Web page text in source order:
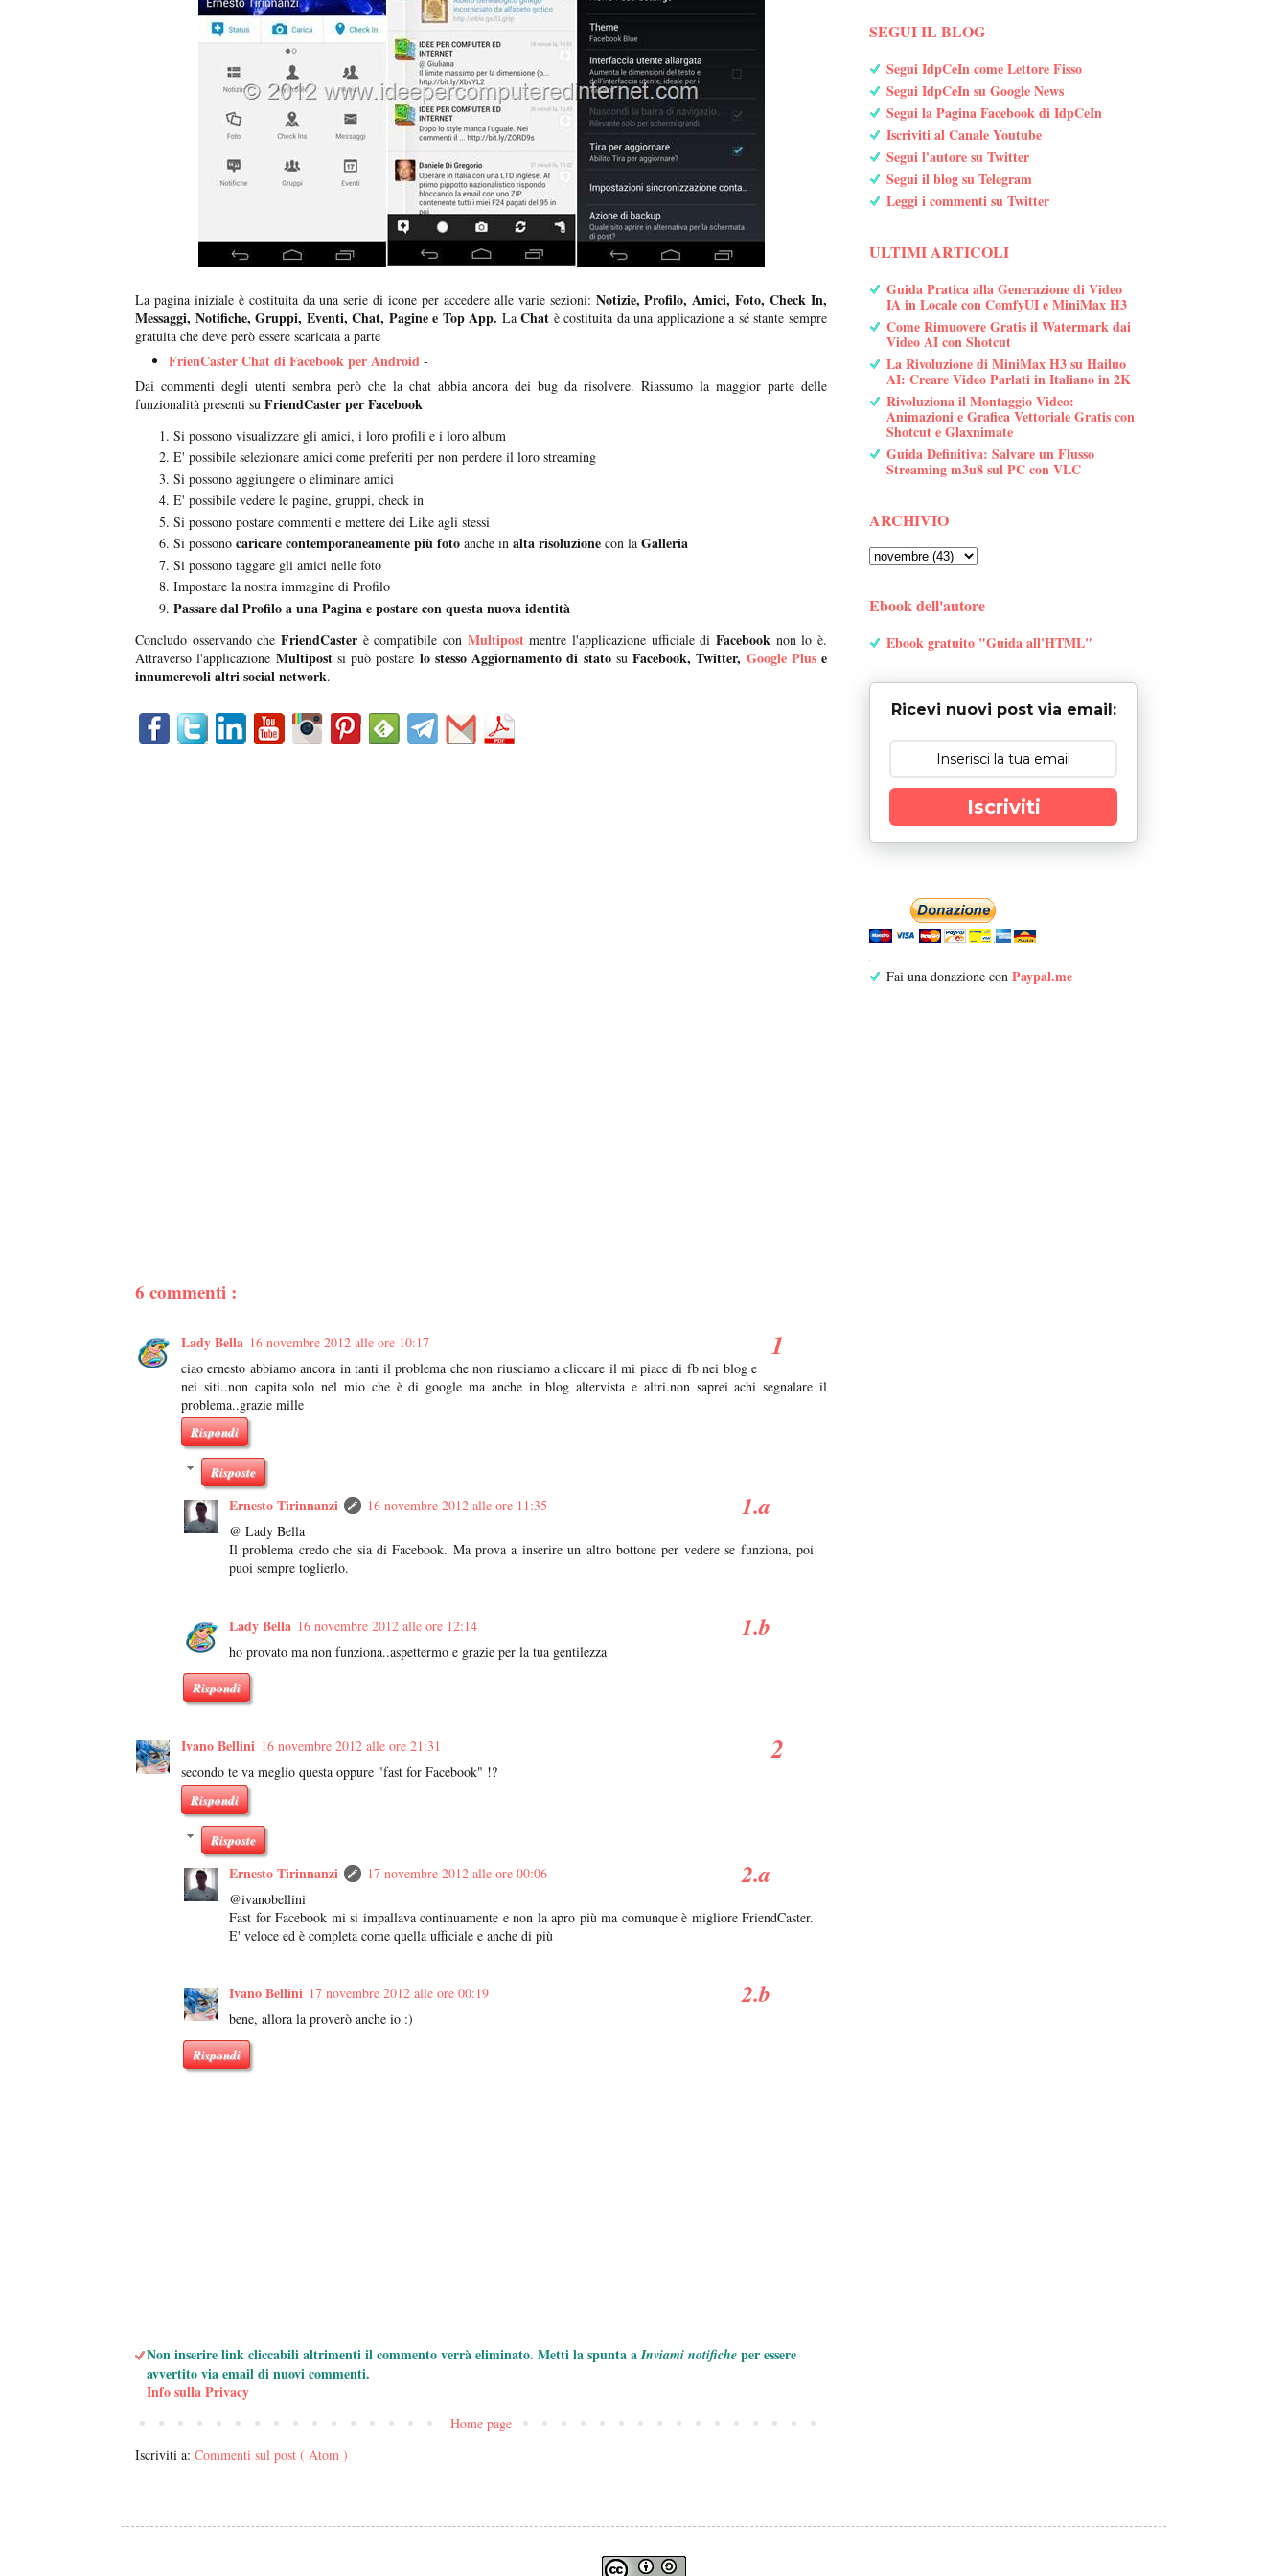
La pagina iniziale è costituita da una serie di icone per accedere alle varie sezioni: Notizie, Profilo, Amici, Foto, Check In,
Messaggi, Notifiche, Gruppi, Eventi, Chat, Pagine e Top App. LaChat è costituita da una applicazione a sé stante sempre
gratuita che deve però essere scaricata a parte
FrienCaster Chat di Facebook per Android -
Dai commenti degli utenti sembra però che la chat abbia ancora dei bug da risolvere. Riassumo la maggior parte delle
funzionalità presenti su FriendCaster per Facebook
Si possono visualizzare gli amici, i loro profili e i loro album
E' possibile selezionare amici come preferiti per non perdere il loro streaming
Si possono aggiungere o eliminare amici
E' possibile vedere le pagine, gruppi, check in
Si possono postare commenti e mettere dei Like agli stessi
Si possono caricare contemporaneamente più foto anche in alta risoluzione con la Galleria
Si possono taggare gli amici nelle foto
Impostare la nostra immagine di Profilo
Passare dal Profilo a una Pagina e postare con questa nuova identità
Concludo osservando che FriendCaster è compatibile con Multipostmentre l'applicazione ufficiale diFacebook non lo è.
Attraverso l'applicazione Multipost si può postare lo stesso Aggiornamento di statosu Facebook, Twitter, Google Pluse
innumerevoli altri social network.
6 commenti :
Lady Bella 16 novembre 2012 alle ore 10:17
ciao ernesto abbiamo ancora in tanti il problema che non riusciamo a cliccare il mi piace di fb nei blog e
nei siti..non capita solo nel mio che è di google ma anche in blog altervista e altri.non saprei achi segnalare il
problema..grazie mille
Rispondi
Risposte
Ernesto Tirinnanzi
16 novembre 2012 alle ore 11:35
@ Lady Bella
Il problema credo che sia di Facebook. Ma prova a inserire un altro bottone per vedere se funziona, poi
puoi sempre toglierlo.
Lady Bella 16 novembre 2012 alle ore 12:14
ho provato ma non funziona..aspettermo e grazie per la tua gentilezza
Rispondi
Ivano Bellini 16 novembre 2012 alle ore 21:31
secondo te va meglio questa oppure "fast for Facebook" !?
Rispondi
Risposte
Ernesto Tirinnanzi
17 novembre 2012 alle ore 00:06
@ivanobellini
Fast for Facebook mi si impallava continuamente e non la apro più ma comunque è migliore FriendCaster.
E' veloce ed è completa come quella ufficiale e anche di più
Ivano Bellini 17 novembre 2012 alle ore 00:19
bene, allora la proverò anche io :)
Rispondi
Non inserire link cliccabili altrimenti il commento verrà eliminato. Metti la spunta aInviami notifiche per essere
avvertito via email di nuovi commenti.
Info sulla Privacy
Home page
Iscriviti a: Commenti sul post ( Atom )
SEGUI IL BLOG
Segui IdpCeIn come Lettore Fisso
Segui IdpCeIn su Google News
Segui la Pagina Facebook di IdpCeIn
Iscriviti al Canale Youtube
Segui l'autore su Twitter
Segui il blog su Telegram
Leggi i commenti su Twitter
ULTIMI ARTICOLI
Guida Pratica alla Generazione di Video
IA in Locale con ComfyUI e MiniMax H3
Come Rimuovere Gratis il Watermark dai
Video AI con Shotcut
La Rivoluzione di MiniMax H3 su Hailuo
AI: Creare Video Parlati in Italiano in 2K
Rivoluziona il Montaggio Video:
Animazioni e Grafica Vettoriale Gratis con
Shotcut e Glaxnimate
Guida Definitiva: Salvare un Flusso
Streaming m3u8 sul PC con VLC
ARCHIVIO
Ebook dell'autore
Ebook gratuito "Guida all'HTML"
Ricevi nuovi post via email:
Iscriviti
Fai una donazione con Paypal.me